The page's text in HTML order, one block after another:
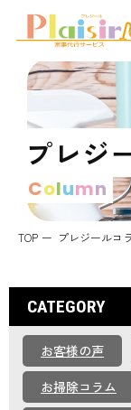
プレジールに
サービス案内
料金プラン
初めてご利用
お知らせ
運営会社情報
採用情報
お問い合わせ
プレジ
Column
TOP プレジールコ
CATEGORY
お客様の声
お掃除コラム